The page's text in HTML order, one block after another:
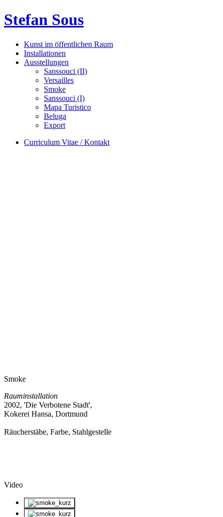
Stefan Sous
Kunst im öffentlichen Raum
Installationen
Ausstellungen
Sanssouci (II)
Versailles
Smoke
Sanssouci (I)
Mapa Turistico
Beluga
Export
Curriculum Vitae / Kontakt
Smoke
Rauminstallation
2002, 'Die Verbotene Stadt',
Kokerei Hansa, Dortmund
Räucherstäbe, Farbe, Stahlgestelle
Video